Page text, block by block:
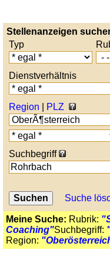
Stellenanzeigen
Typ
Dienstverhältnis
Region
PLZ
Suchbegriff
Suche
Meine Suche: Rubrik:
Coaching"Suchbegriff:
Region: